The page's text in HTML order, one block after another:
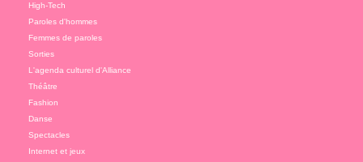
High-Tech
Paroles d'hommes
Femmes de paroles
Sorties
L'agenda culturel d'Alliance
Théâtre
Fashion
Danse
Spectacles
Internet et jeux